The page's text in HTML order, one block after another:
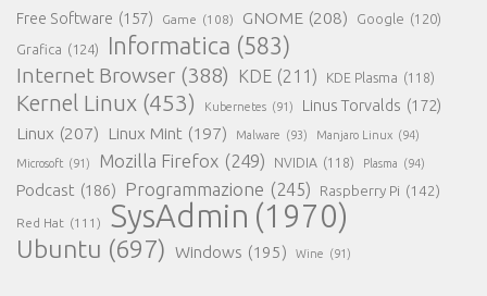
Free Software (157) Game (108) GNOME (208) Google (120)
Grafica (124) Informatica (583)
Internet Browser (388) KDE (211) KDE Plasma (118)
Kernel Linux (453) Kubernetes (91) Linus Torvalds (172)
Linux (207) Linux Mint (197) Malware (93) Manjaro Linux (94)
Microsoft (91) Mozilla Firefox (249) NVIDIA (118) Plasma (94)
Podcast (186) Programmazione (245) Raspberry Pi (142)
Red Hat (111) SysAdmin (1970)
Ubuntu (697) Windows (195) Wine (91)